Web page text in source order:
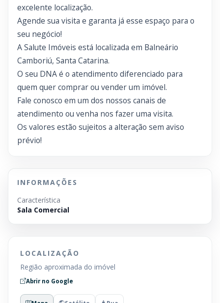
excelente localização.
Agende sua visita e garanta já esse espaço para o
seu negócio!
A Salute Imóveis está localizada em Balneário
Camboriú, Santa Catarina.
O seu DNA é o atendimento diferenciado para
quem quer comprar ou vender um imóvel.
Fale conosco em um dos nossos canais de
atendimento ou venha nos fazer uma visita.
Os valores estão sujeitos a alteração sem aviso
prévio!
INFORMAÇÕES
Característica
Sala Comercial
LOCALIZAÇÃO
Região aproximada do imóvel
Abrir no Google